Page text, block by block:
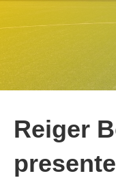
Reiger